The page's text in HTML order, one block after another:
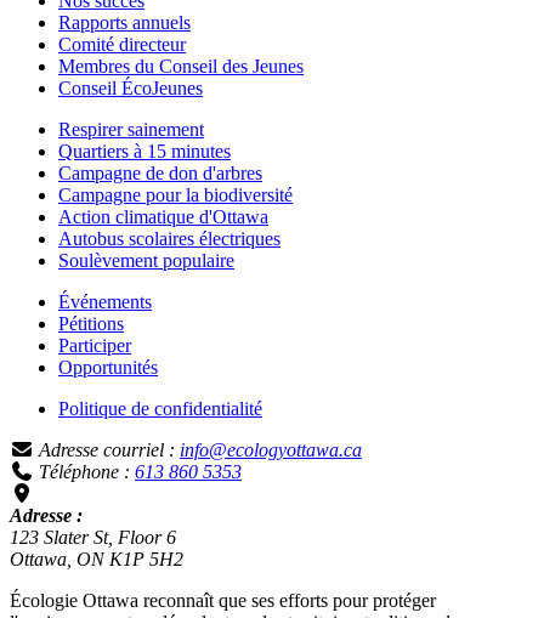
Rapports annuels
Comité directeur
Membres du Conseil des Jeunes
Conseil ÉcoJeunes
Respirer sainement
Quartiers à 15 minutes
Campagne de don d'arbres
Campagne pour la biodiversité
Action climatique d'Ottawa
Autobus scolaires électriques
Soulèvement populaire
Événements
Pétitions
Participer
Opportunités
Politique de confidentialité
Adresse courriel : info@ecologyottawa.ca
Téléphone : 613 860 5353
Adresse :
123 Slater St, Floor 6
Ottawa, ON K1P 5H2
Écologie Ottawa reconnaît que ses efforts pour protéger